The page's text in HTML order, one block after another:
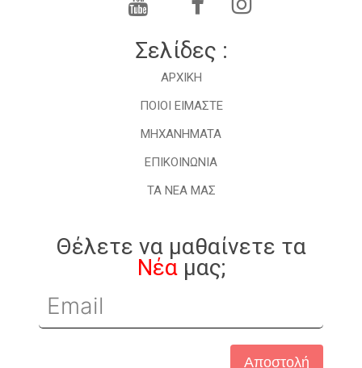
Σελίδες :
ΑΡΧΙΚΗ
ΠΟΙΟΙ ΕΙΜΑΣΤΕ
ΜHXANHMATA
ΕΠΙΚΟΙΝΩΝΙΑ
ΤΑ ΝΕΑ ΜΑΣ
Θέλετε να μαθαίνετε τα
Νέαμας;
Αποστολή